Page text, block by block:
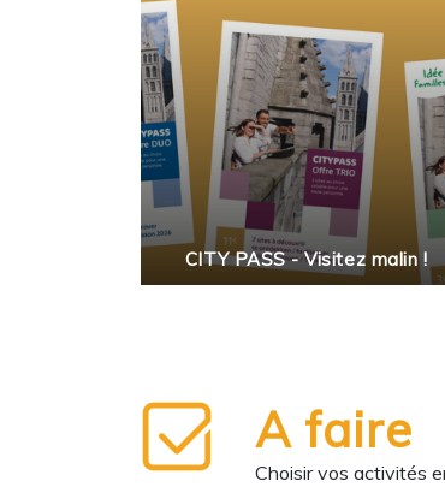
CITY PASS - Visitez malin !
A faire
Choisir vos activités